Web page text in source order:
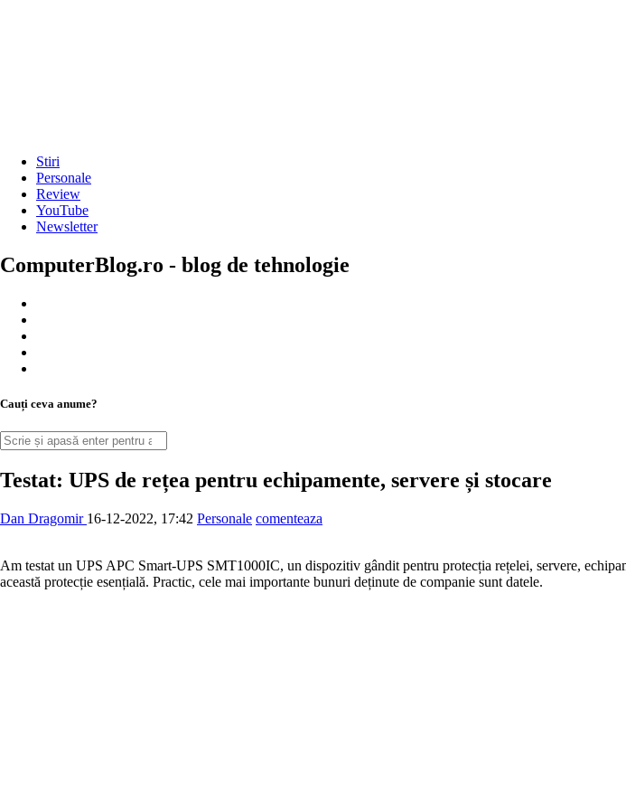
Stiri
Personale
Review
YouTube
Newsletter
ComputerBlog.ro - blog de tehnologie
Cauți ceva anume?
Testat: UPS de rețea pentru echipamente, servere și stocare
Dan Dragomir 16-12-2022, 17:42 Personale comenteaza
Am testat un UPS APC Smart-UPS SMT1000IC, un dispozitiv gândit pentru protecția rețelei, servere,
această protecție esențială. Practic, cele mai importante bunuri deținute de companie sunt datele.